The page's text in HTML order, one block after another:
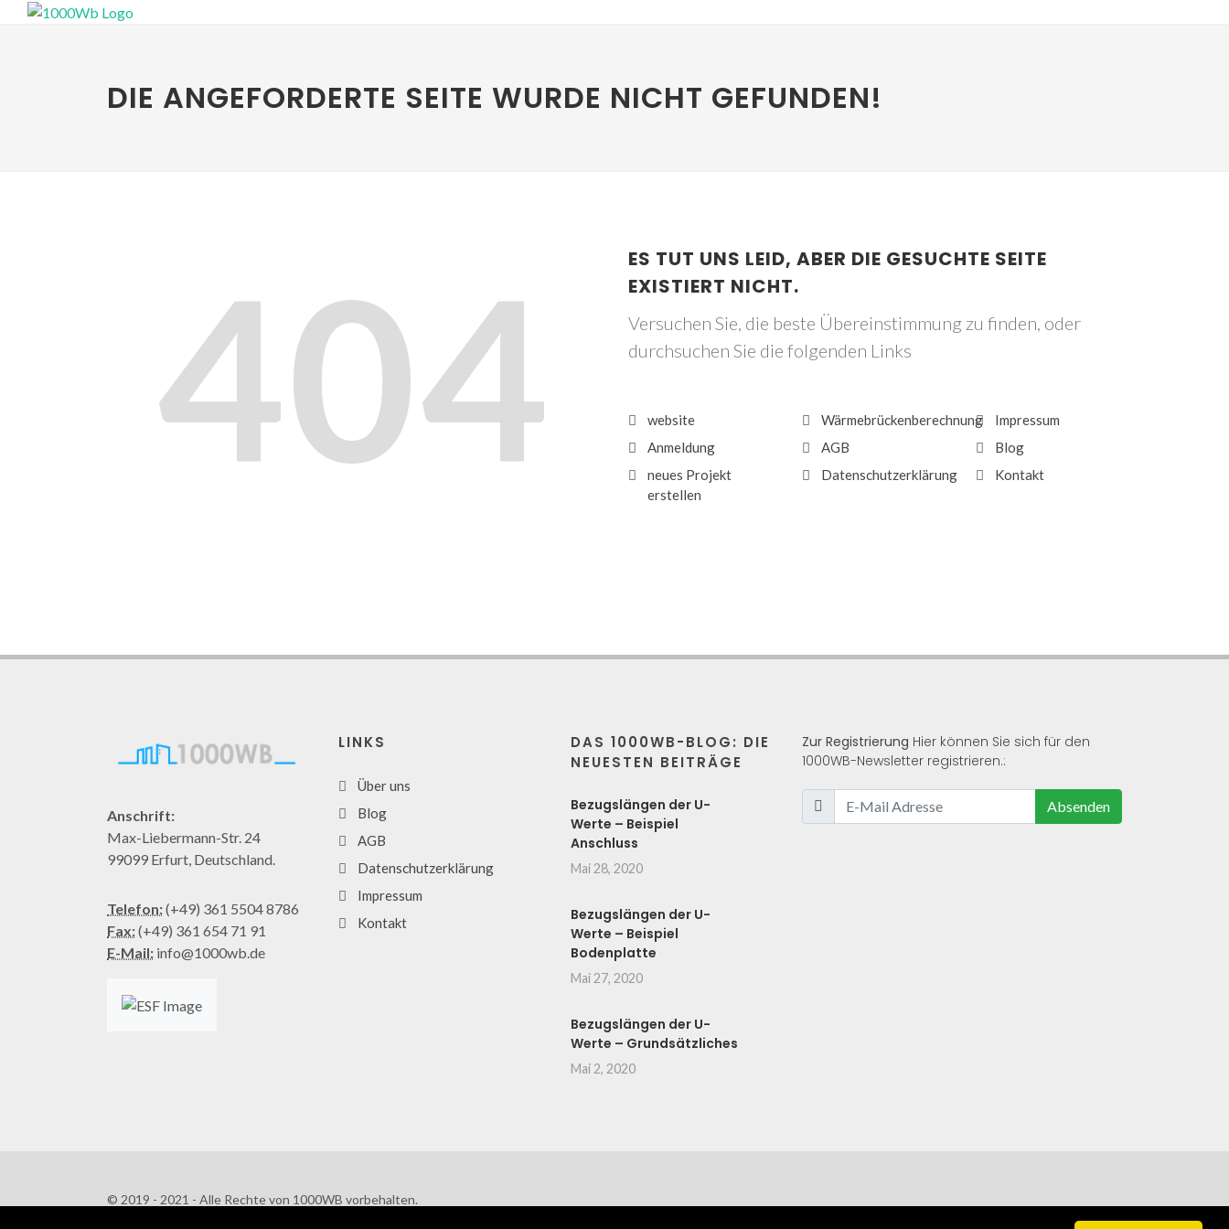
DIE ANGEFORDERTE SEITE WURDE NICHT GEFUNDEN!
404
ES TUT UNS LEID, ABER DIE GESUCHTE SEITE
EXISTIERT NICHT.
Versuchen Sie, die beste Übereinstimmung zu finden, oder
durchsuchen Sie die folgenden Links
website
Anmeldung
neues Projekt
erstellen
Wärmebrückenberechnung
AGB
Datenschutzerklärung
Impressum
Blog
Kontakt
Anschrift:
Max-Liebermann-Str. 24
99099 Erfurt, Deutschland.
Telefon:(+49) 361 5504 8786
Fax:(+49) 361 654 71 91
E-Mail: info@1000wb.de
LINKS
Über uns
Blog
AGB
Datenschutzerklärung
Impressum
Kontakt
DAS 1000WB-BLOG: DIE
NEUESTEN BEITRÄGE
Bezugslängen der U-
Werte – Beispiel
Anschluss
Mai 28, 2020
Bezugslängen der U-
Werte – Beispiel
Bodenplatte
Mai 27, 2020
Bezugslängen der U-
Werte – Grundsätzliches
Mai 2, 2020
Zur Registrierung Hier können Sie sich für den
1000WB-Newsletter registrieren.:
Absenden
© 2019 - 2021 - Alle Rechte von 1000WB vorbehalten.